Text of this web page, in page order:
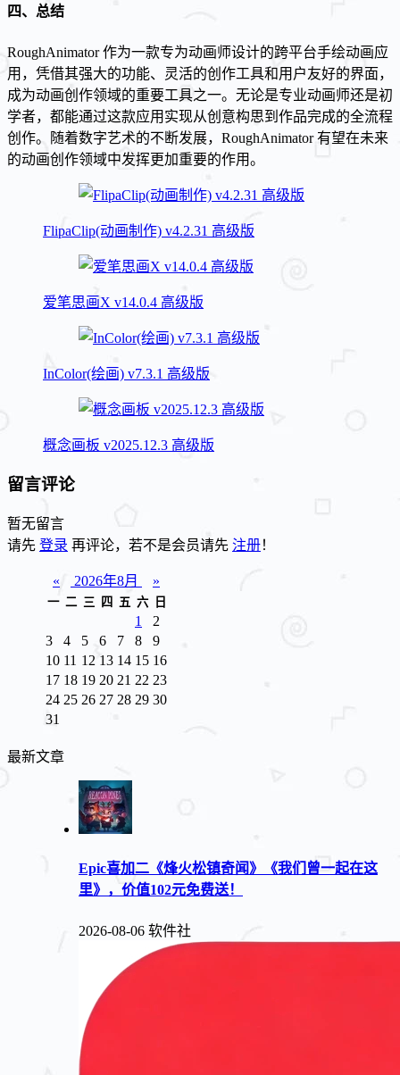
四、总结
RoughAnimator 作为一款专为动画师设计的跨平台手绘动画应
用，凭借其强大的功能、灵活的创作工具和用户友好的界面，
成为动画创作领域的重要工具之一。无论是专业动画师还是初
学者，都能通过这款应用实现从创意构思到作品完成的全流程
创作。随着数字艺术的不断发展，RoughAnimator 有望在未来
的动画创作领域中发挥更加重要的作用。
FlipaClip(动画制作) v4.2.31 高级版
爱笔思画X v14.0.4 高级版
InColor(绘画) v7.3.1 高级版
概念画板 v2025.12.3 高级版
留言评论
暂无留言
请先 登录 再评论，若不是会员请先 注册！
« 2026年8月 »
一 二 三 四 五 六 日
1
2
3
4 5 6 7 8
9
10 11 12 13 14 15 16
17 18 19 20 21 22 23
24 25 26 27 28 29 30
31
最新文章
Epic喜加二《烽火松镇奇闻》《我们曾一起在这
里》，价值102元免费送！
2026-08-06 软件社